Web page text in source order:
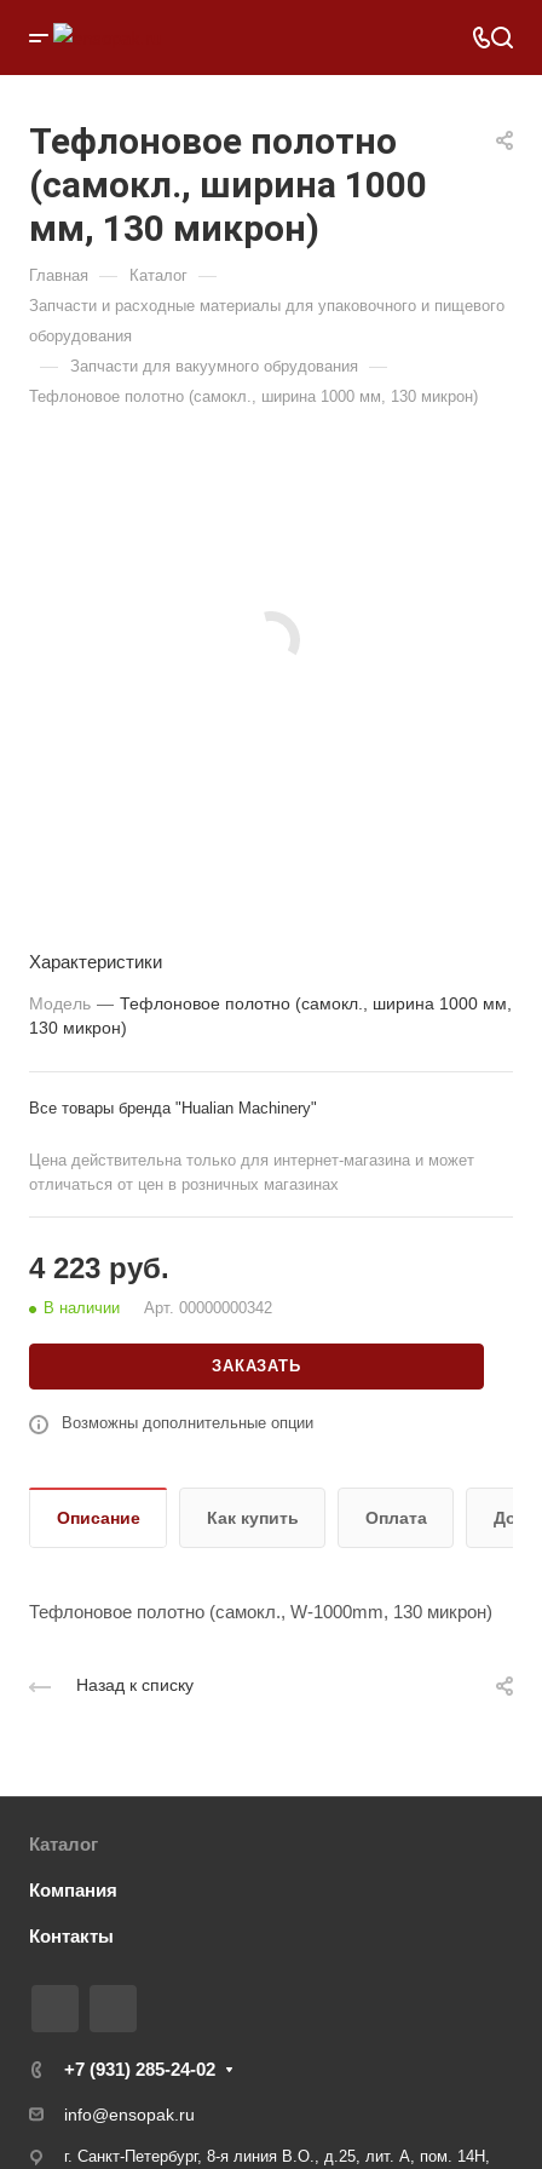
Тефлоновое полотно
(самокл., ширина 1000
мм, 130 микрон)
Главная — Каталог —
Запчасти и расходные материалы для упаковочного и пищевого
оборудования
— Запчасти для вакуумного обрудования —
Тефлоновое полотно (самокл., ширина 1000 мм, 130 микрон)
Характеристики
Модель — Тефлоновое полотно (самокл., ширина 1000 мм,
130 микрон)
Все товары бренда "Hualian Machinery"
Цена действительна только для интернет-магазина и может
отличаться от цен в розничных магазинах
4 223 руб.
В наличии Арт. 00000000342
ЗАКАЗАТЬ
Возможны дополнительные опции
Описание Как купить Оплата
Тефлоновое полотно (самокл., W-1000mm, 130 микрон)
Назад к списку
Каталог
Компания
Контакты
+7 (931) 285-24-02
info@ensopak.ru
г. Санкт-Петербург, 8-я линия В.О., д.25, лит. А, пом. 14Н,